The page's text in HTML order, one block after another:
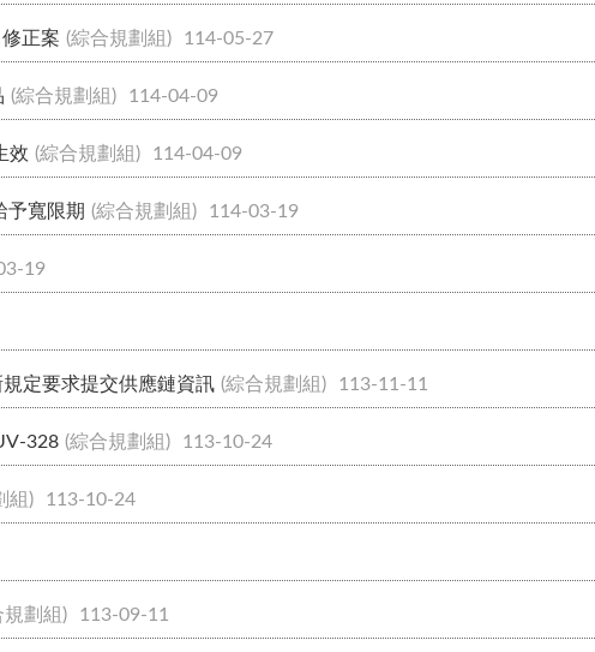
正案 (綜合規劃組) 114-05-27
(綜合規劃組) 114-04-09
效 (綜合規劃組) 114-04-09
予寬限期 (綜合規劃組) 114-03-19
19
定要求提交供應鏈資訊 (綜合規劃組) 113-11-11
328 (綜合規劃組) 113-10-24
組) 113-10-24
規劃組) 113-09-11